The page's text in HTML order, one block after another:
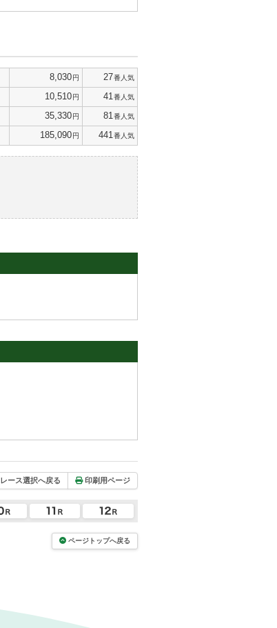
8,030円 27番人気
10,510円 41 番人気
35,330円 81 番人気
185,090円 441 番人気
レース選択へ戻る 印刷用ページ
ページトップへ戻る